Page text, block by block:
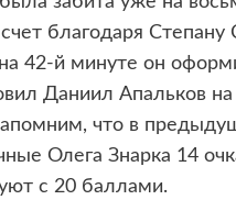
благодаря Степану
42-й минуте он
Даниил Апальков
что в
Олега Знарка 14
с 20 баллами.